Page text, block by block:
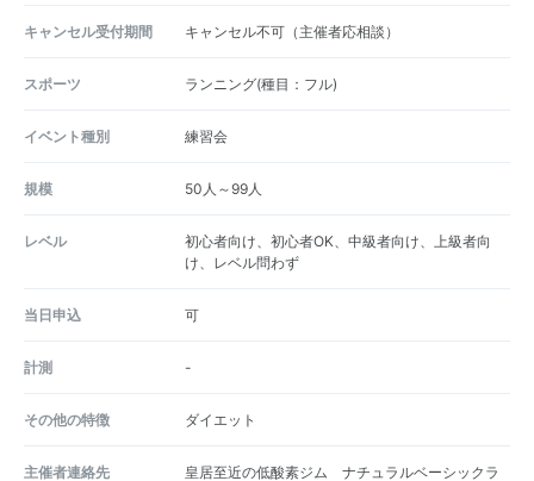
キャンセル受付期間 キャンセル不可（主催者応相談）
スポーツ ランニング(種目：フル)
イベント種別 練習会
規模 50人～99人
レベル
初心者向け、初心者OK、中級者向け、上級者向
け、レベル問わず
当日申込 可
計測 -
その他の特徴 ダイエット
主催者連絡先 皇居至近の低酸素ジム ナチュラルベーシックラ